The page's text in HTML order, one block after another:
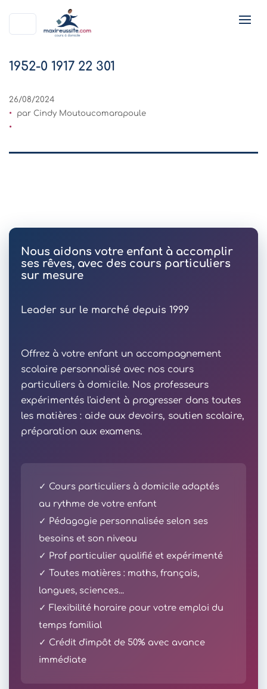
1952-0 1917 22 301
26/08/2024
par Cindy Moutoucomarapoule
Nous aidons votre enfant à accomplir
ses rêves, avec des cours particuliers
sur mesure
Leader sur le marché depuis 1999
Offrez à votre enfant un accompagnement
scolaire personnalisé avec nos cours
particuliers à domicile. Nos professeurs
expérimentés l'aident à progresser dans toutes
les matières : aide aux devoirs, soutien scolaire,
préparation aux examens.
✓ Cours particuliers à domicile adaptés
au rythme de votre enfant
✓ Pédagogie personnalisée selon ses
besoins et son niveau
✓ Prof particulier qualifié et expérimenté
✓ Toutes matières : maths, français,
langues, sciences...
✓ Flexibilité horaire pour votre emploi du
temps familial
✓ Crédit d'impôt de 50% avec avance
immédiate